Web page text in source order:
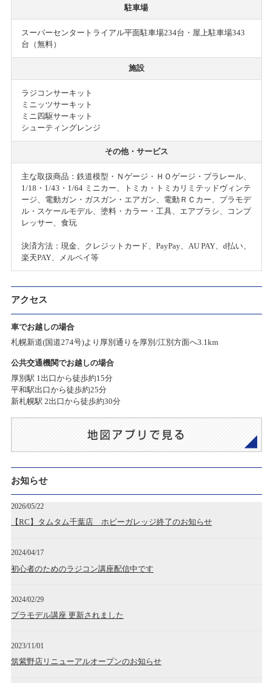
駐車場
スーパーセンタートライアル平面駐車場234台・屋上駐車場343
台（無料）
施設
ラジコンサーキット
ミニッツサーキット
ミニ四駆サーキット
シューティングレンジ
その他・サービス
主な取扱商品：鉄道模型・Ｎゲージ・ＨＯゲージ・プラレール、
1/18・1/43・1/64 ミニカー、トミカ・トミカリミテッドヴィンテ
ージ、電動ガン・ガスガン・エアガン、電動ＲＣカー、プラモデ
ル・スケールモデル、塗料・カラー・工具、エアブラシ、コンプ
レッサー、食玩
決済方法：現金、クレジットカード、PayPay、AU PAY、d払い、
楽天PAY、メルペイ等
アクセス
車でお越しの場合
札幌新道(国道274号)より厚別通りを厚別/江別方面へ3.1km
公共交通機関でお越しの場合
厚別駅 1出口から徒歩約15分
平和駅出口から徒歩約25分
新札幌駅 2出口から徒歩約30分
お知らせ
2026/05/22
【RC】タムタム千葉店 ホビーガレッジ終了のお知らせ
2024/04/17
初心者のためのラジコン講座配信中です
2024/02/29
プラモデル講座 更新されました
2023/11/01
筑紫野店リニューアルオープンのお知らせ